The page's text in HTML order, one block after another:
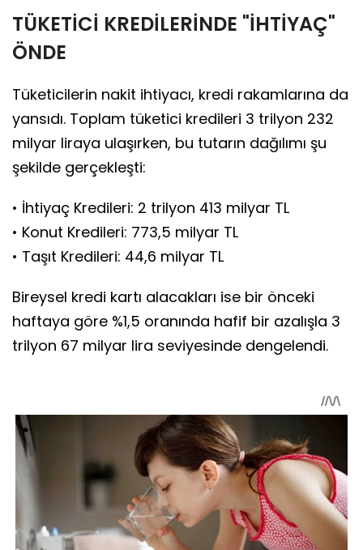
TÜKETİCİ KREDİLERİNDE "İHTİYAÇ"
ÖNDE
Tüketicilerin nakit ihtiyacı, kredi rakamlarına da
yansıdı. Toplam tüketici kredileri 3 trilyon 232
milyar liraya ulaşırken, bu tutarın dağılımı şu
şekilde gerçekleşti:
• İhtiyaç Kredileri: 2 trilyon 413 milyar TL
• Konut Kredileri: 773,5 milyar TL
• Taşıt Kredileri: 44,6 milyar TL
Bireysel kredi kartı alacakları ise bir önceki
haftaya göre %1,5 oranında hafif bir azalışla 3
trilyon 67 milyar lira seviyesinde dengelendi.